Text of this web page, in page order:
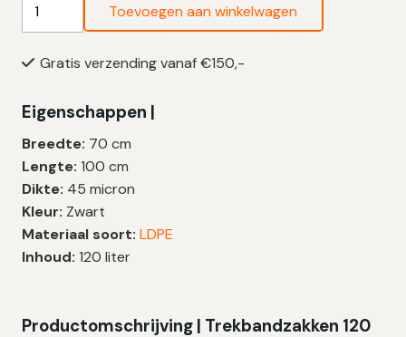
Liter
Trekband
|
LDPE
|
45
My
|
–
Toevoegen aan winkelwagen
Gratis verzending vanaf €150,-
Eigenschappen |
Breedte: 70 cm
Lengte: 100 cm
Dikte: 45 micron
Kleur: Zwart
Materiaal soort: LDPE
Inhoud: 120 liter
Productomschrijving | Trekbandzakken 120